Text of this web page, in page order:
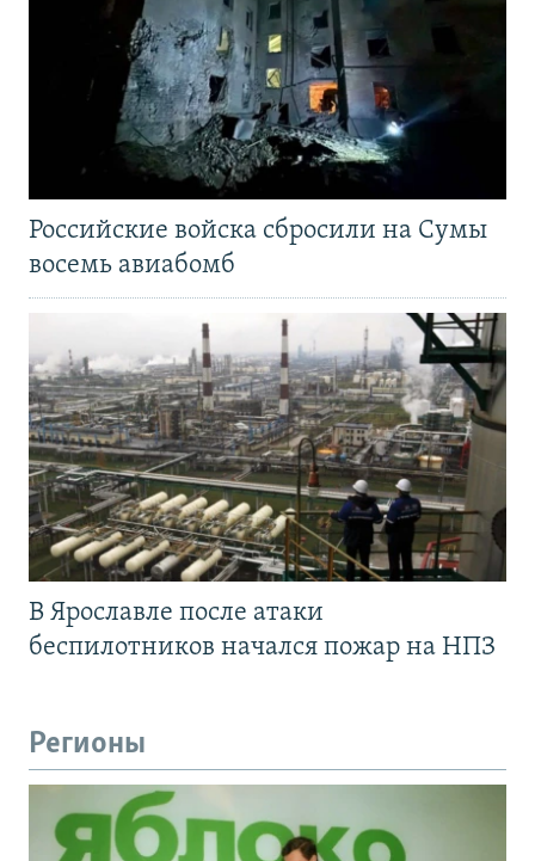
Российские войска сбросили на Сумы
восемь авиабомб
В Ярославле после атаки
беспилотников начался пожар на НПЗ
Регионы